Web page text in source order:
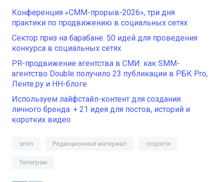
Конференция «СММ-прорыв-2026», три дня
практики по продвижению в социальных сетях
Сектор приз на барабане. 50 идей для проведения
конкурса в социальных сетях
PR-продвижение агентства в СМИ: как SMM-
агентство Double получило 23 публикации в РБК Pro,
Ленте.ру и HH-блоге
Используем лайфстайл-контент для создания
личного бренда. + 21 идея для постов, историй и
коротких видео
smm Редакционный материал соцсети
Телеграм